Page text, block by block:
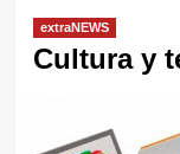
extraNEWS
Cultura y